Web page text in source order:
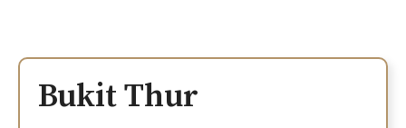
Bukit Thur